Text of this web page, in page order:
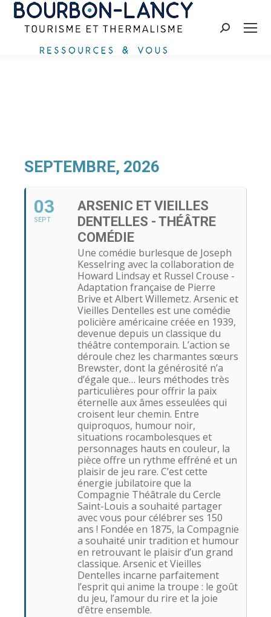
Recherche
SEPTEMBRE, 2026
03
SEPT
ARSENIC ET VIEILLES
DENTELLES - THÉÂTRE
COMÉDIE
Une comédie burlesque de Joseph
Kesselring avec la collaboration de
Howard Lindsay et Russel Crouse -
Adaptation française de Pierre
Brive et Albert Willemetz. Arsenic et
Vieilles Dentelles est une comédie
policière américaine créée en 1939,
devenue depuis un classique du
théâtre contemporain. L’action se
déroule chez les charmantes sœurs
Brewster, dont la générosité n’a
d’égale que… leurs méthodes très
particulières pour offrir la paix
éternelle aux âmes esseulées qui
croisent leur chemin. Entre
quiproquos, humour noir,
situations rocambolesques et
personnages hauts en couleur, la
pièce offre un rythme effréné et un
plaisir de jeu rare. C’est cette
énergie jubilatoire que la
Compagnie Théâtrale du Cercle
Saint-Louis a souhaité partager
avec vous pour célébrer ses 150
ans ! Fondée en 1875, la Compagnie
a souhaité unir tradition et humour
en retrouvant le plaisir d’un grand
classique. Arsenic et Vieilles
Dentelles incarne parfaitement
l’esprit qui anime la troupe : le goût
du jeu, l’amour du rire et la joie
d’être ensemble.